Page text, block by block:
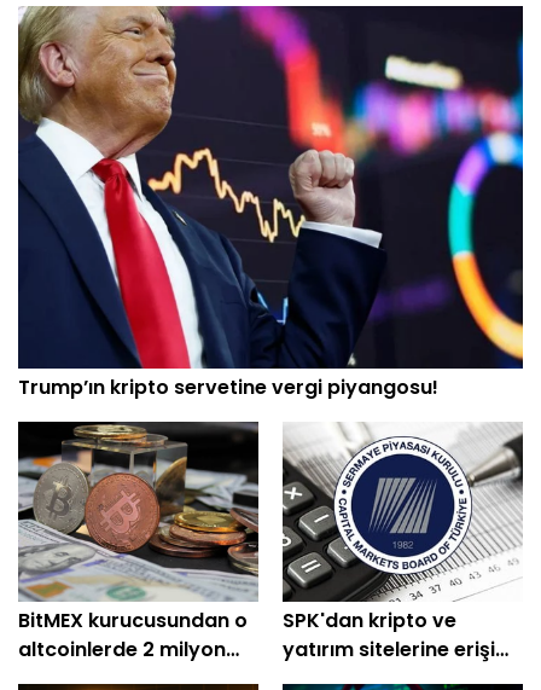
Trump’ın kripto servetine vergi piyangosu!
BitMEX kurucusundan o
altcoinlerde 2 milyon
dolarlık alım
SPK'dan kripto ve
yatırım sitelerine erişim
engeli